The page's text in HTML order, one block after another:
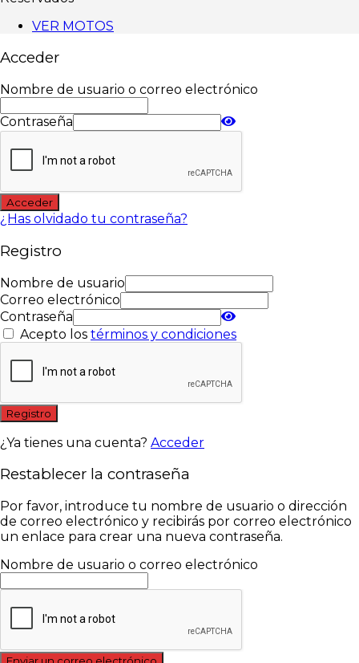
VER MOTOS
Acceder
Nombre de usuario o correo electrónico
Contraseña
Acceder
¿Has olvidado tu contraseña?
Registro
Nombre de usuario
Correo electrónico
Contraseña
Acepto los términos y condiciones
Registro
¿Ya tienes una cuenta? Acceder
Restablecer la contraseña
Por favor, introduce tu nombre de usuario o dirección
de correo electrónico y recibirás por correo electrónico
un enlace para crear una nueva contraseña.
Nombre de usuario o correo electrónico